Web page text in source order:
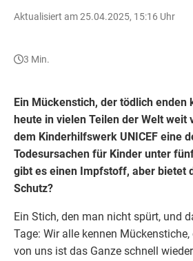
Aktualisiert am 25.04.2025, 15:16 Uhr
3 Min.
Ein Mückenstich, der tödlich enden
heute in vielen Teilen der Welt weit
dem Kinderhilfswerk UNICEF eine
Todesursachen für Kinder unter
gibt es einen Impfstoff, aber bietet
Schutz?
Ein Stich, den man nicht spürt, und
Tage: Wir alle kennen
von uns ist das Ganze schnell